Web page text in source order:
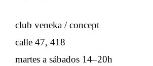
club veneka / concept
calle 47, 418
martes a sábados 14–20h